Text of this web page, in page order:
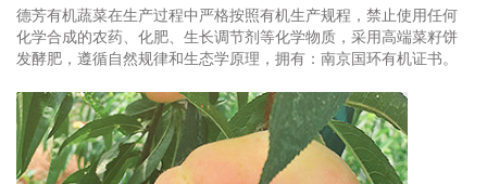
德芳有机蔬菜在生产过程中严格按照有机生产规程，禁止使用任何
化学合成的农药、化肥、生长调节剂等化学物质，采用高端菜籽饼
发酵肥，遵循自然规律和生态学原理，拥有：南京国环有机证书。